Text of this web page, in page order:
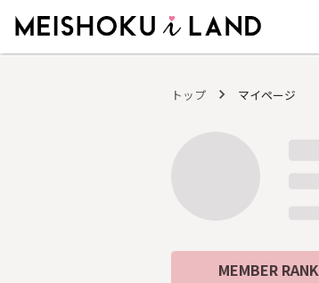
トップ マイページ
MEMBER RANK